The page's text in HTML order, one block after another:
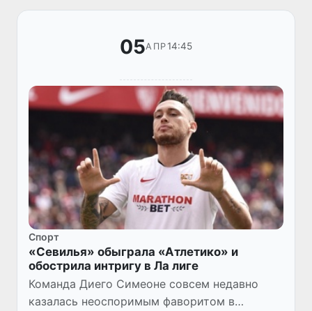
05АПР14:45
Спорт
«Севилья» обыграла «Атлетико» и
обострила интригу в Ла лиге
Команда Диего Симеоне совсем недавно
казалась неоспоримым фаворитом в